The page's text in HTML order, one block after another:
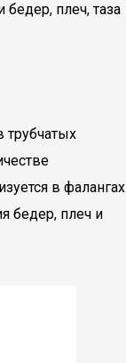
плеч, таза
трубчатых
в фалангах
бедер, плеч и